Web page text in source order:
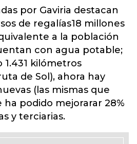
por Gaviria destacan
de regalías18 millones
a la población
con agua potable;
kilómetros
de Sol), ahora hay
(las mismas que
ha podido mejorarar 28%
y terciarias.